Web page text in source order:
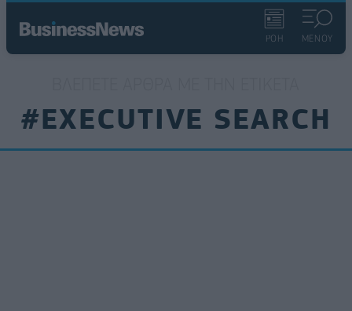
ΡΟΗ ΜΕΝΟΥ
#EXECUTIVE SEARCH